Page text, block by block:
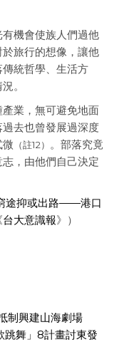
機會使族人們過他
旅行的想像，讓他
統哲學、生活方
。
業，無可避免地面
去也曾發展過深度
（註12） 。部落究竟
，由他們自己決定
途抑或出路——港口
台大意識報》）
制興建山海劇場
跳舞」8計畫討東發